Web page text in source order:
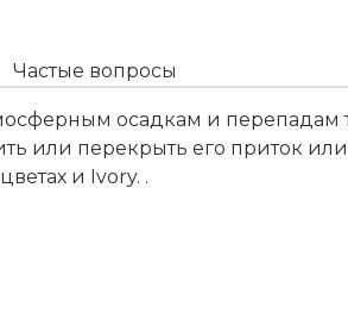
Частые вопросы
осадкам и
перекрыть его приток или
и Ivory. .